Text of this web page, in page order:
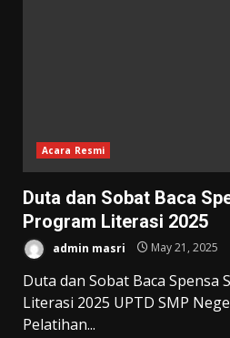
Acara Resmi
Duta dan Sobat Baca
Program Literasi 2025
admin masri May 21, 2025
Duta dan Sobat Baca Spensa
Literasi 2025 UPTD SMP
Pelatihan...